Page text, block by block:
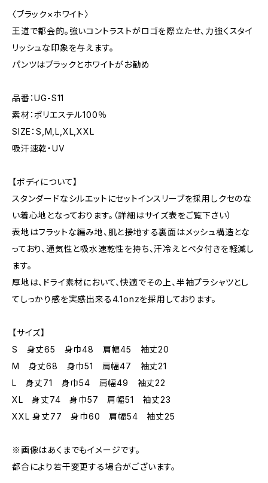
〈ブラック×ホワイト〉
王道で都会的。強いコントラストがロゴを際立たせ、力強くスタイ
リッシュな印象を与えます。
パンツはブラックとホワイトがお勧め
品番：UG-S11
素材：ポリエステル100％
SIZE：S,M,L,XL,XXL
吸汗速乾・UV
【ボディについて】
スタンダードなシルエットにセットインスリーブを採用しクセのな
い着心地となっております。（詳細はサイズ表をご覧下さい）
表地はフラットな編み地、肌と接地する裏面はメッシュ構造とな
っており、通気性と吸水速乾性を持ち、汗冷えとベタ付きを軽減し
ます。
厚地は、ドライ素材において、快適でその上、半袖プラシャツとし
てしっかり感を実感出来る4.1onzを採用しております。
【サイズ】
S 身丈65 身巾48 肩幅45 袖丈20
M 身丈68 身巾51 肩幅47 袖丈21
L 身丈71 身巾54 肩幅49 袖丈22
XL 身丈74 身巾57 肩幅51 袖丈23
XXL 身丈77 身巾60 肩幅54 袖丈25
※画像はあくまでもイメージです。
都合により若干変更する場合がございます。